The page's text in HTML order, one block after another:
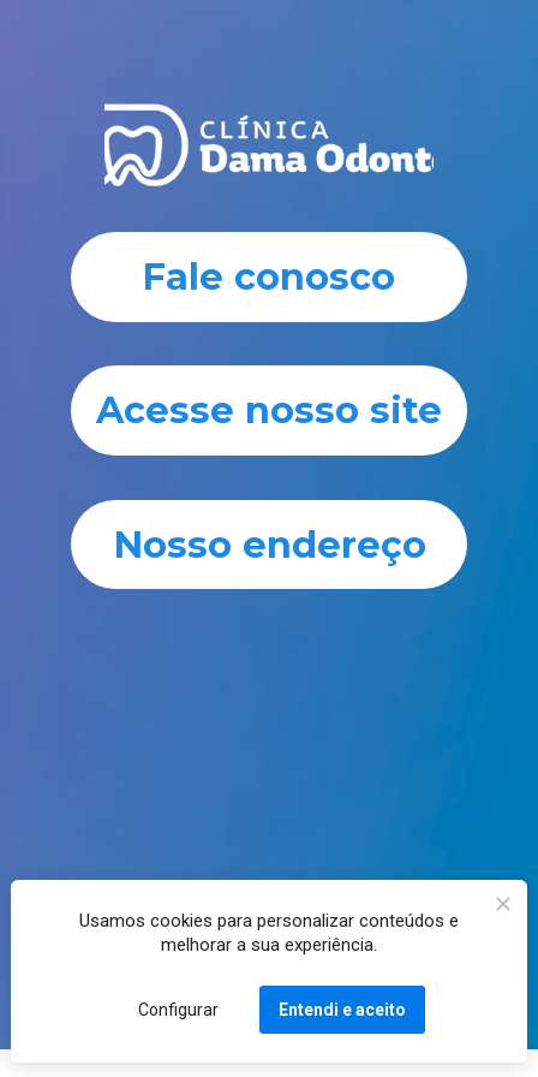
Fale conosco
Acesse nosso site
Nosso endereço
Usamos cookies para personalizar conteúdos e
melhorar a sua experiência.
Configurar Entendi e aceito